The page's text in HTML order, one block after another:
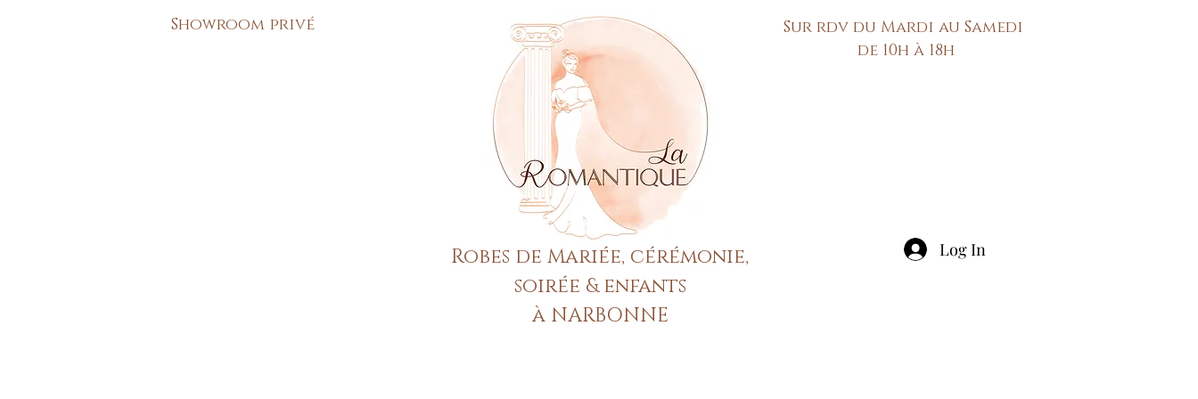
Showroom privé
Sur rdv du Mardi au Samedi
de 10h à 18h
Log In
Robes de Mariée, cérémonie,
soirée & enfants
à NARBONNE